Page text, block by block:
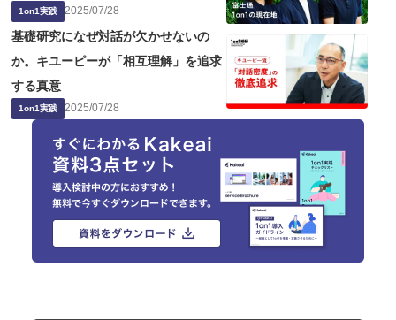
1on1実践 2025/07/28
基礎研究になぜ対話が欠かせないの
か。キユーピーが「相互理解」を追求
する真意
1on1実践 2025/07/28